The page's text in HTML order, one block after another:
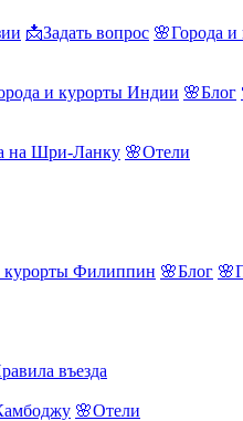
📩Задать вопрос 🌸Города
и курорты Индии 🌸Блог
на Шри-Ланку 🌸Отели
курорты Филиппин 🌸Блог
въезда
🌸Отели